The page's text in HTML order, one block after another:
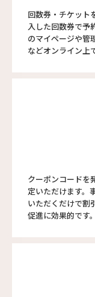
回数券・チケット
入した回数券で予
のマイページや管
などオンライン上
クーポンコードを
定いただけます。
いただくだけで割
促進に効果的です。